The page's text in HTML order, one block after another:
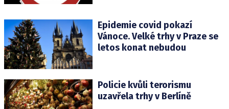
Epidemie covid pokazí
Vánoce. Velké trhy v Praze se
letos konat nebudou
Policie kvůli terorismu
uzavřela trhy v Berlíně